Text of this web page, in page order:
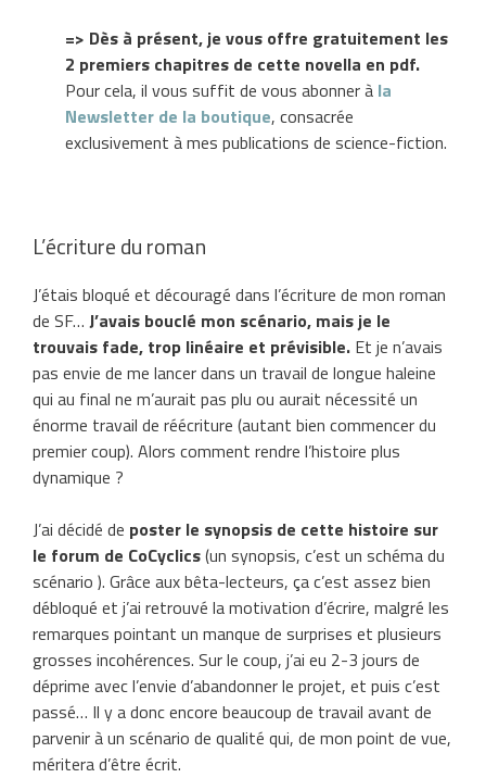
=> Dès à présent, je vous offre gratuitement les
2 premiers chapitres de cette novella en pdf.
Pour cela, il vous suffit de vous abonner à la
Newsletter de la boutique, consacrée
exclusivement à mes publications de science-fiction.
L’écriture du roman
J’étais bloqué et découragé dans l’écriture de mon roman
de SF… J’avais bouclé mon scénario, mais je le
trouvais fade, trop linéaire et prévisible. Et je n’avais
pas envie de me lancer dans un travail de longue haleine
qui au final ne m’aurait pas plu ou aurait nécessité un
énorme travail de réécriture (autant bien commencer du
premier coup). Alors comment rendre l’histoire plus
dynamique ?
J’ai décidé de poster le synopsis de cette histoire sur
le forum de CoCyclics(un synopsis, c’est un schéma du
scénario ). Grâce aux bêta-lecteurs, ça c’est assez bien
débloqué et j’ai retrouvé la motivation d’écrire, malgré les
remarques pointant un manque de surprises et plusieurs
grosses incohérences. Sur le coup, j’ai eu 2-3 jours de
déprime avec l’envie d’abandonner le projet, et puis c’est
passé… Il y a donc encore beaucoup de travail avant de
parvenir à un scénario de qualité qui, de mon point de vue,
méritera d’être écrit.